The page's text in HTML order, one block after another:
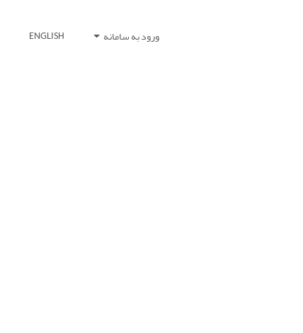
ورود به سامانه ENGLISH